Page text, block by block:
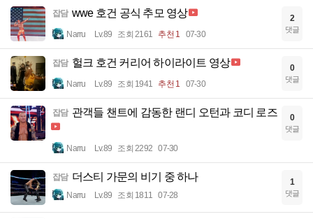
잡담 wwe 호건 공식 추모 영상
Narru Lv.89 조회 2161 추천 1 07-30
2
댓글
잡담 헐크 호건 커리어 하이라이트 영상
Narru Lv.89 조회 1941 추천 1 07-30
0
댓글
잡담 관객들 챈트에 감동한 랜디 오턴과 코디 로즈
Narru Lv.89 조회 2292 07-30
0
댓글
잡담 더스티 가문의 비기 중 하나
Narru Lv.89 조회 1811 07-28
1
댓글